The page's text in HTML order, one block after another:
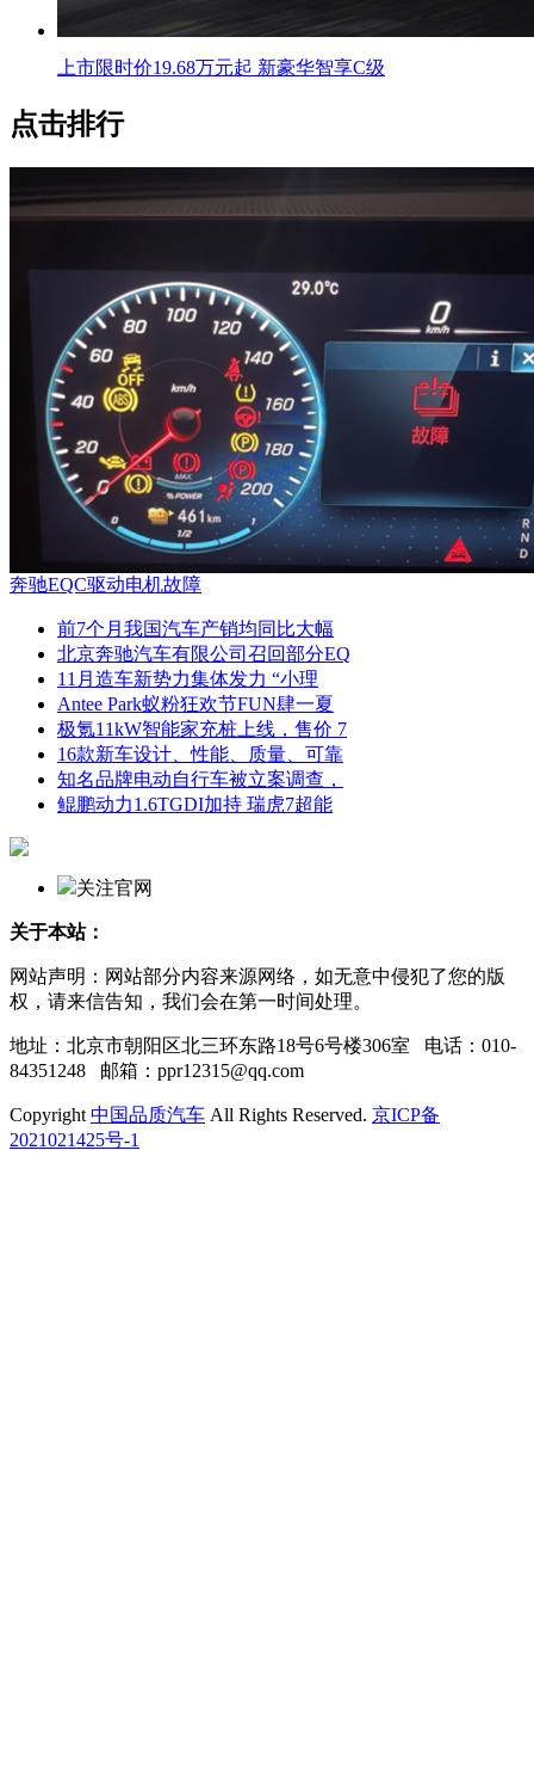
上市限时价19.68万元起 新豪华智享C级
点击排行
奔驰EQC驱动电机故障
前7个月我国汽车产销均同比大幅
北京奔驰汽车有限公司召回部分EQ
11月造车新势力集体发力 “小理
Antee Park蚁粉狂欢节FUN肆一夏
极氪11kW智能家充桩上线，售价 7
16款新车设计、性能、质量、可靠
知名品牌电动自行车被立案调查，
鲲鹏动力1.6TGDI加持 瑞虎7超能
关注官网
关于本站：
网站声明：网站部分内容来源网络，如无意中侵犯了您的版
权，请来信告知，我们会在第一时间处理。
地址：北京市朝阳区北三环东路18号6号楼306室 电话：010-
84351248 邮箱：ppr12315@qq.com
Copyright 中国品质汽车 All Rights Reserved. 京ICP备
2021021425号-1